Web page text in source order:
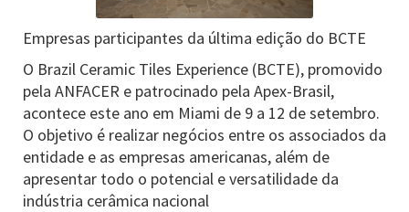
Empresas participantes da última edição do BCTE
O Brazil Ceramic Tiles Experience (BCTE), promovido
pela ANFACER e patrocinado pela Apex-Brasil,
acontece este ano em Miami de 9 a 12 de setembro.
O objetivo é realizar negócios entre os associados da
entidade e as empresas americanas, além de
apresentar todo o potencial e versatilidade da
indústria cerâmica nacional